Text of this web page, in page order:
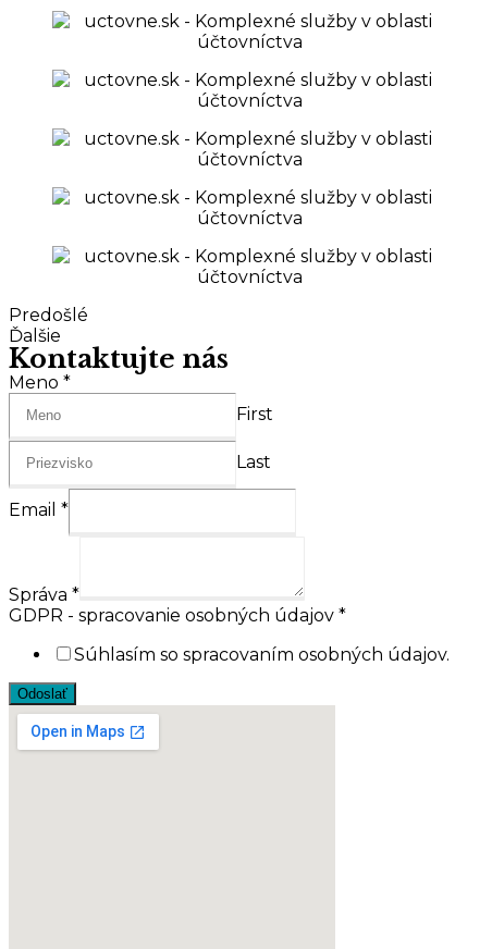
Predošlé
Ďalšie
Kontaktujte nás
Meno *
First
Last
Email *
Správa *
GDPR - spracovanie osobných údajov *
Súhlasím so spracovaním osobných údajov.
Odoslať